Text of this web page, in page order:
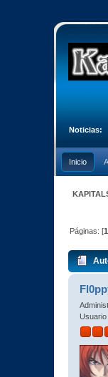
Noticias:
Inicio
Páginas: [1